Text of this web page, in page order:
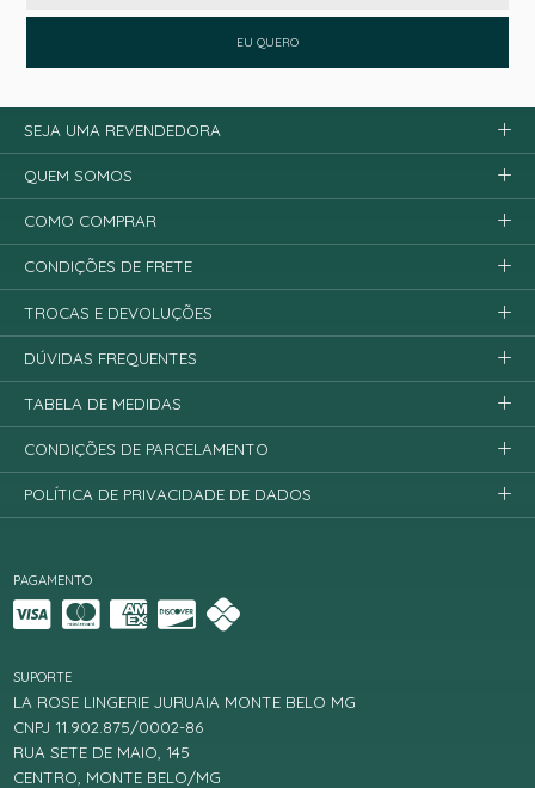
EU QUERO
PAGAMENTO
SUPORTE
LA ROSE LINGERIE JURUAIA MONTE BELO MG
CNPJ 11.902.875/0002-86
RUA SETE DE MAIO, 145
CENTRO, MONTE BELO/MG
SEJA UMA REVENDEDORA
QUEM SOMOS
COMO COMPRAR
CONDIÇÕES DE FRETE
TROCAS E DEVOLUÇÕES
DÚVIDAS FREQUENTES
TABELA DE MEDIDAS
CONDIÇÕES DE PARCELAMENTO
POLÍTICA DE PRIVACIDADE DE DADOS